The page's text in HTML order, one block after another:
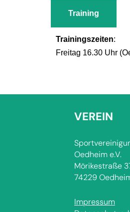
Training
Trainingszeiten:
Freitag 16.30 Uhr
VEREIN
Oedheim e.V.
Mörikestraße
74229
Impressum